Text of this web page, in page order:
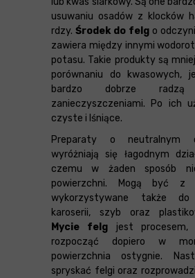
usuwaniu osadów z klocków
rdzy. Środek do felg o
zawiera między innymi
potasu. Takie produkty są
porównaniu do kwasowych,
bardzo dobrze
zanieczyszczeniami. Po ich
czyste i lśniące.
Preparaty o neutralnym
wyróżniają się łagodnym
czemu w żaden sposób
powierzchni. Mogą być z
wykorzystywane także do
karoserii, szyb oraz
Mycie felg jest
rozpocząć dopiero w
powierzchnia ostygnie.
spryskać felgi oraz